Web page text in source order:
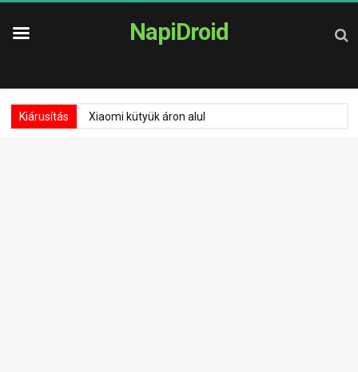
NapiDroid
Kiárusítás Xiaomi kütyük áron alul